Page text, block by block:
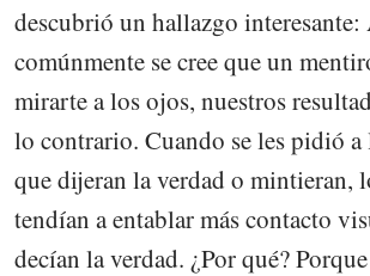
descubrió un hallazgo interesante:
comúnmente se cree que un
mirarte a los ojos, nuestros
lo contrario. Cuando se les pidió a
que dijeran la verdad o mintieran,
tendían a entablar más contacto
decían la verdad. ¿Por qué? Porque